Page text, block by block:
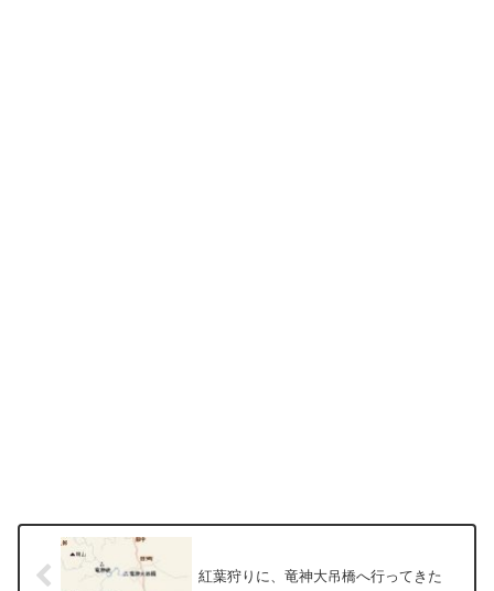
紅葉狩りに、竜神大吊橋へ行ってきた